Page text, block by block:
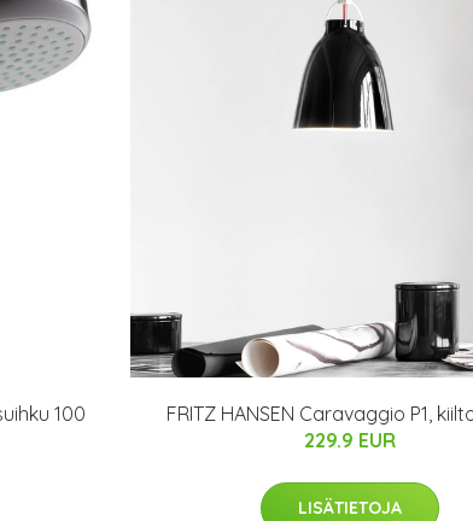
100
FRITZ HANSEN Caravaggio P1,
229.9 EUR
LISÄTIETOJA